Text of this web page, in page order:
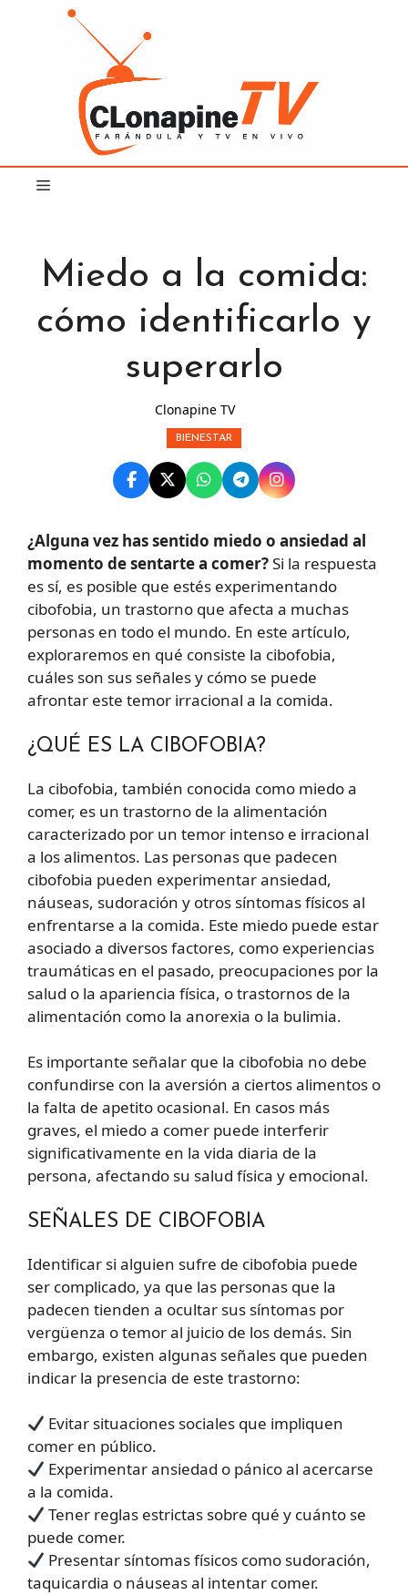
Miedo a la comida:
cómo identificarlo y
superarlo
Clonapine TV
BIENESTAR
¿Alguna vez has sentido miedo o ansiedad al
momento de sentarte a comer?Si la respuesta
es sí, es posible que estés experimentando
cibofobia, un trastorno que afecta a muchas
personas en todo el mundo. En este artículo,
exploraremos en qué consiste la cibofobia,
cuáles son sus señales y cómo se puede
afrontar este temor irracional a la comida.
¿QUÉ ES LA CIBOFOBIA?
La cibofobia, también conocida como miedo a
comer, es un trastorno de la alimentación
caracterizado por un temor intenso e irracional
a los alimentos. Las personas que padecen
cibofobia pueden experimentar ansiedad,
náuseas, sudoración y otros síntomas físicos al
enfrentarse a la comida. Este miedo puede estar
asociado a diversos factores, como experiencias
traumáticas en el pasado, preocupaciones por la
salud o la apariencia física, o trastornos de la
alimentación como la anorexia o la bulimia.
Es importante señalar que la cibofobia no debe
confundirse con la aversión a ciertos alimentos o
la falta de apetito ocasional. En casos más
graves, el miedo a comer puede interferir
significativamente en la vida diaria de la
persona, afectando su salud física y emocional.
SEÑALES DE CIBOFOBIA
Identificar si alguien sufre de cibofobia puede
ser complicado, ya que las personas que la
padecen tienden a ocultar sus síntomas por
vergüenza o temor al juicio de los demás. Sin
embargo, existen algunas señales que pueden
indicar la presencia de este trastorno:
Evitar situaciones sociales que impliquen
comer en público.
Experimentar ansiedad o pánico al acercarse
a la comida.
Tener reglas estrictas sobre qué y cuánto se
puede comer.
Presentar síntomas físicos como sudoración,
taquicardia o náuseas al intentar comer.